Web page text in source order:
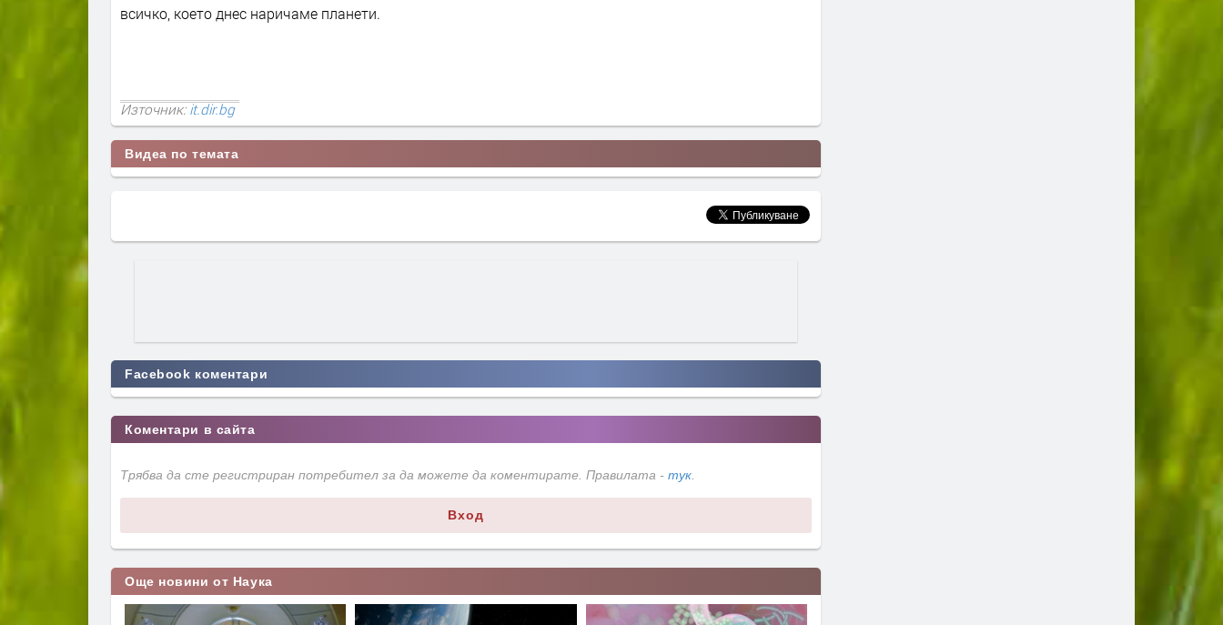
всичко, което днес наричаме планети.
Източник:it.dir.bg
Видеа по темата
Facebook коментари
Коментари в сайта
Трябва да сте регистриран потребител за да можете да коментирате. Правилата - тук.
Вход
Още новини от Наука